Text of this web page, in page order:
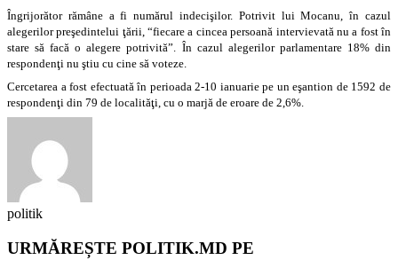
Îngrijorător rămâne a fi numărul indecişilor. Potrivit lui Mocanu, în cazul
alegerilor preşedintelui ţării, “fiecare a cincea persoană intervievată nu a fost în
stare să facă o alegere potrivită”. În cazul alegerilor parlamentare 18% din
respondenţi nu ştiu cu cine să voteze.
Cercetarea a fost efectuată în perioada 2-10 ianuarie pe un eşantion de 1592 de
respondenţi din 79 de localităţi, cu o marjă de eroare de 2,6%.
politik
URMĂREȘTE POLITIK.MD PE